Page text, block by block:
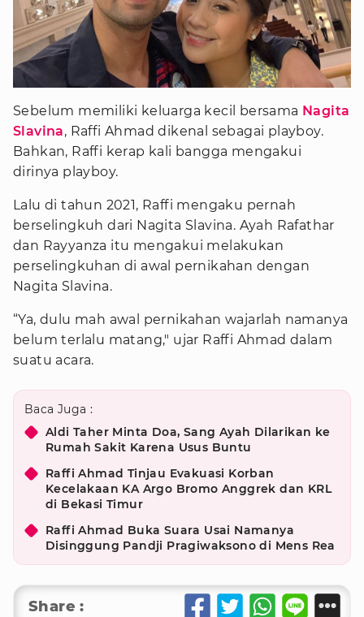
Sebelum memiliki keluarga kecil bersama Nagita
Slavina, Raffi Ahmad dikenal sebagai playboy.
Bahkan, Raffi kerap kali bangga mengakui
dirinya playboy.
Lalu di tahun 2021, Raffi mengaku pernah
berselingkuh dari Nagita Slavina. Ayah Rafathar
dan Rayyanza itu mengakui melakukan
perselingkuhan di awal pernikahan dengan
Nagita Slavina.
“Ya, dulu mah awal pernikahan wajarlah namanya
belum terlalu matang," ujar Raffi Ahmad dalam
suatu acara.
Baca Juga :
Aldi Taher Minta Doa, Sang Ayah Dilarikan ke
Rumah Sakit Karena Usus Buntu
Raffi Ahmad Tinjau Evakuasi Korban
Kecelakaan KA Argo Bromo Anggrek dan KRL
di Bekasi Timur
Raffi Ahmad Buka Suara Usai Namanya
Disinggung Pandji Pragiwaksono di Mens Rea
Share :